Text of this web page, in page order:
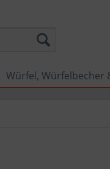
Würfel, Würfelbecher